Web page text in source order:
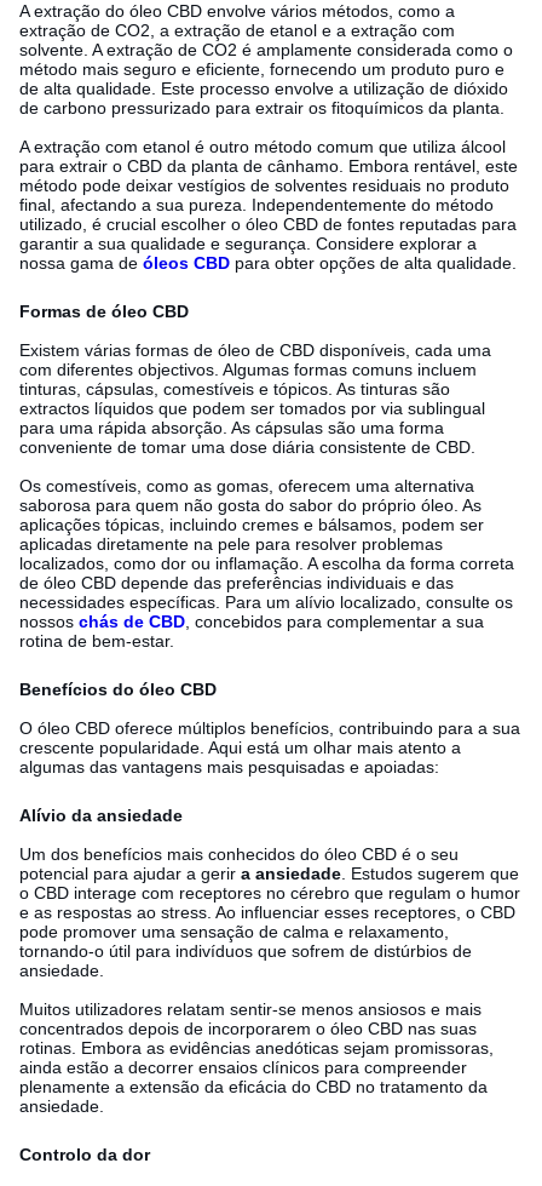
A extração do óleo CBD envolve vários métodos, como a
extração de CO2, a extração de etanol e a extração com
solvente. A extração de CO2 é amplamente considerada como o
método mais seguro e eficiente, fornecendo um produto puro e
de alta qualidade. Este processo envolve a utilização de dióxido
de carbono pressurizado para extrair os fitoquímicos da planta.
A extração com etanol é outro método comum que utiliza álcool
para extrair o CBD da planta de cânhamo. Embora rentável, este
método pode deixar vestígios de solventes residuais no produto
final, afectando a sua pureza. Independentemente do método
utilizado, é crucial escolher o óleo CBD de fontes reputadas para
garantir a sua qualidade e segurança. Considere explorar a
nossa gama de óleos CBD para obter opções de alta qualidade.
Formas de óleo CBD
Existem várias formas de óleo de CBD disponíveis, cada uma
com diferentes objectivos. Algumas formas comuns incluem
tinturas, cápsulas, comestíveis e tópicos. As tinturas são
extractos líquidos que podem ser tomados por via sublingual
para uma rápida absorção. As cápsulas são uma forma
conveniente de tomar uma dose diária consistente de CBD.
Os comestíveis, como as gomas, oferecem uma alternativa
saborosa para quem não gosta do sabor do próprio óleo. As
aplicações tópicas, incluindo cremes e bálsamos, podem ser
aplicadas diretamente na pele para resolver problemas
localizados, como dor ou inflamação. A escolha da forma correta
de óleo CBD depende das preferências individuais e das
necessidades específicas. Para um alívio localizado, consulte os
nossos chás de CBD , concebidos para complementar a sua
rotina de bem-estar.
Benefícios do óleo CBD
O óleo CBD oferece múltiplos benefícios, contribuindo para a sua
crescente popularidade. Aqui está um olhar mais atento a
algumas das vantagens mais pesquisadas e apoiadas:
Alívio da ansiedade
Um dos benefícios mais conhecidos do óleo CBD é o seu
potencial para ajudar a gerir a ansiedade . Estudos sugerem que
o CBD interage com receptores no cérebro que regulam o humor
e as respostas ao stress. Ao influenciar esses receptores, o CBD
pode promover uma sensação de calma e relaxamento,
tornando-o útil para indivíduos que sofrem de distúrbios de
ansiedade.
Muitos utilizadores relatam sentir-se menos ansiosos e mais
concentrados depois de incorporarem o óleo CBD nas suas
rotinas. Embora as evidências anedóticas sejam promissoras,
ainda estão a decorrer ensaios clínicos para compreender
plenamente a extensão da eficácia do CBD no tratamento da
ansiedade.
Controlo da dor